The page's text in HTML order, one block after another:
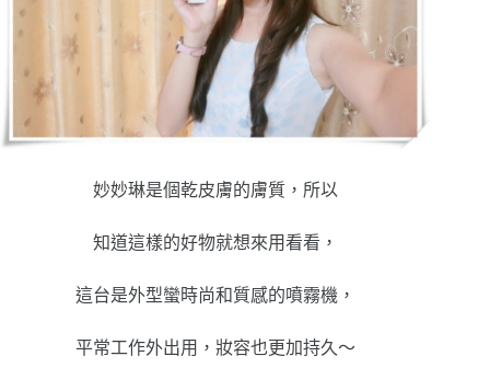
妙妙琳是個乾皮膚的膚質，所以
知道這樣的好物就想來用看看，
這台是外型蠻時尚和質感的噴霧機，
平常工作外出用，妝容也更加持久～